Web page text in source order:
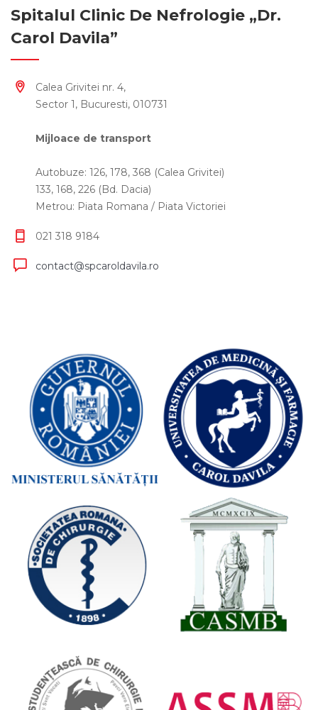
Spitalul Clinic De Nefrologie „Dr.
Carol Davila”
Calea Grivitei nr. 4,
Sector 1, Bucuresti, 010731
Mijloace de transport
Autobuze: 126, 178, 368 (Calea Grivitei)
133, 168, 226 (Bd. Dacia)
Metrou: Piata Romana / Piata Victoriei
021 318 9184
contact@spcaroldavila.ro